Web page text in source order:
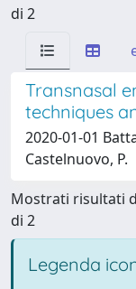
di 2
Transnasal
techniques
2020-01-01
Castelnuovo, P.
Mostrati risultati
di 2
Legenda